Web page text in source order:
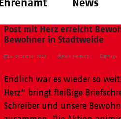
Ehrenamt News
Post mit Herz erreicht
Bewohner in Stadtweide
14. Dezember 2023 Maik Herfurth Pflege
Endlich war es wieder so
Herz“ bringt fleißige
Schreiber und unsere